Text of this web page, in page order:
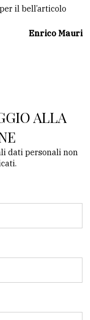
il bell’articolo
Enrico Mauri
ALLA
dati personali non